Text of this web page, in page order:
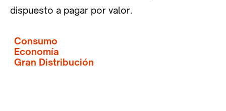
dispuesto a pagar por valor.
Consumo
Economía
Gran Distribución